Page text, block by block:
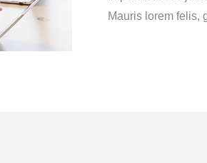
Mauris lorem felis,